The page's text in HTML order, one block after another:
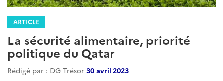
ARTICLE
La sécurité alimentaire, priorité
politique du Qatar
Rédigé par : DG Trésor 30 avril 2023